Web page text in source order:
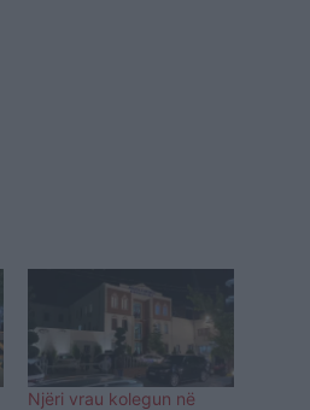
Njëri vrau kolegun në